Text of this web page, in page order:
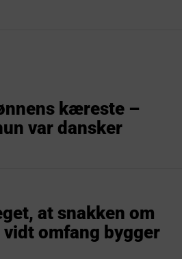
kæreste –
var dansker
at snakken om
omfang bygger